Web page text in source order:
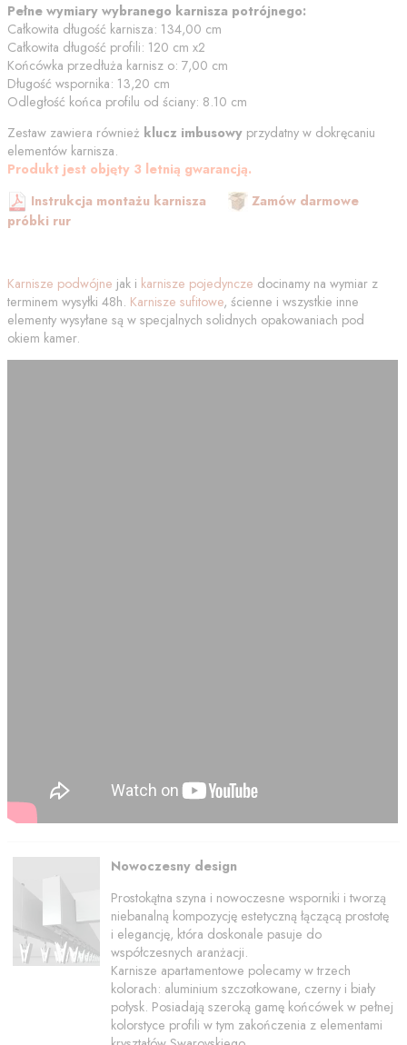
Pełne wymiary wybranego karnisza potrójnego:
Całkowita długość karnisza: 134,00 cm
Całkowita długość profili: 120 cm x2
Końcówka przedłuża karnisz o: 7,00 cm
Długość wspornika: 13,20 cm
Odległość końca profilu od ściany: 8.10 cm
Zestaw zawiera również klucz imbusowy przydatny w dokręcaniu
elementów karnisza.
Produkt jest objęty 3 letnią gwarancją.
Instrukcja montażu karnisza
Zamów darmowe
próbki rur
Karnisze podwójne jak i karnisze pojedyncze docinamy na wymiar z
terminem wysyłki 48h. Karnisze sufitowe, ścienne i wszystkie inne
elementy wysyłane są w specjalnych solidnych opakowaniach pod
okiem kamer.
Nowoczesny design
Prostokątna szyna i nowoczesne wsporniki i tworzą
niebanalną kompozycję estetyczną łączącą prostotę
i elegancję, która doskonale pasuje do
współczesnych aranżacji.
Karnisze apartamentowe polecamy w trzech
kolorach: aluminium szczotkowane, czerny i biały
połysk. Posiadają szeroką gamę końcówek w pełnej
kolorstyce profili w tym zakończenia z elementami